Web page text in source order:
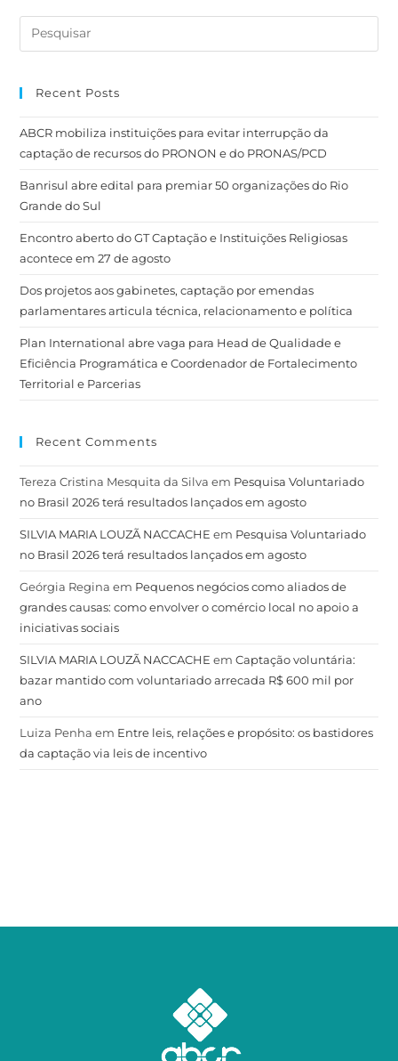
Recent Posts
ABCR mobiliza instituições para evitar interrupção da
captação de recursos do PRONON e do PRONAS/PCD
Banrisul abre edital para premiar 50 organizações do Rio
Grande do Sul
Encontro aberto do GT Captação e Instituições Religiosas
acontece em 27 de agosto
Dos projetos aos gabinetes, captação por emendas
parlamentares articula técnica, relacionamento e política
Plan International abre vaga para Head de Qualidade e
Eficiência Programática e Coordenador de Fortalecimento
Territorial e Parcerias
Recent Comments
Tereza Cristina Mesquita da Silva em Pesquisa Voluntariado
no Brasil 2026 terá resultados lançados em agosto
SILVIA MARIA LOUZÃ NACCACHE em Pesquisa Voluntariado
no Brasil 2026 terá resultados lançados em agosto
Geórgia Regina em Pequenos negócios como aliados de
grandes causas: como envolver o comércio local no apoio a
iniciativas sociais
SILVIA MARIA LOUZÃ NACCACHE emCaptação voluntária:
bazar mantido com voluntariado arrecada R$ 600 mil por
ano
Luiza Penha em Entre leis, relações e propósito: os bastidores
da captação via leis de incentivo